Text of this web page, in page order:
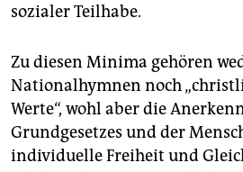
sozialer Teilhabe.
Zu diesen Minima gehören
Nationalhymnen noch
Werte“, wohl aber die
Grundgesetzes und der
individuelle Freiheit und